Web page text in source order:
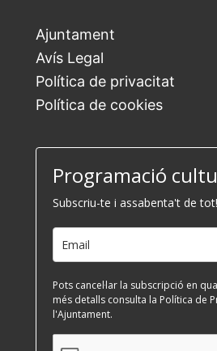
Ajuntament
Avís Legal
Política de privacitat
Política de cookies
Programació
Subscriu-te i assabenta't de tot!
Pots cancel·lar la subscripció en
més detalls consulta la Política de
l'Ajuntament.